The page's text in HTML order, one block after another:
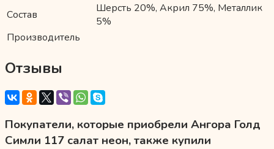
Состав
Шерсть 20%, Акрил 75%, Металлик
5%
Производитель
Отзывы
Покупатели, которые приобрели Ангора Голд
Симли 117 салат неон, также купили